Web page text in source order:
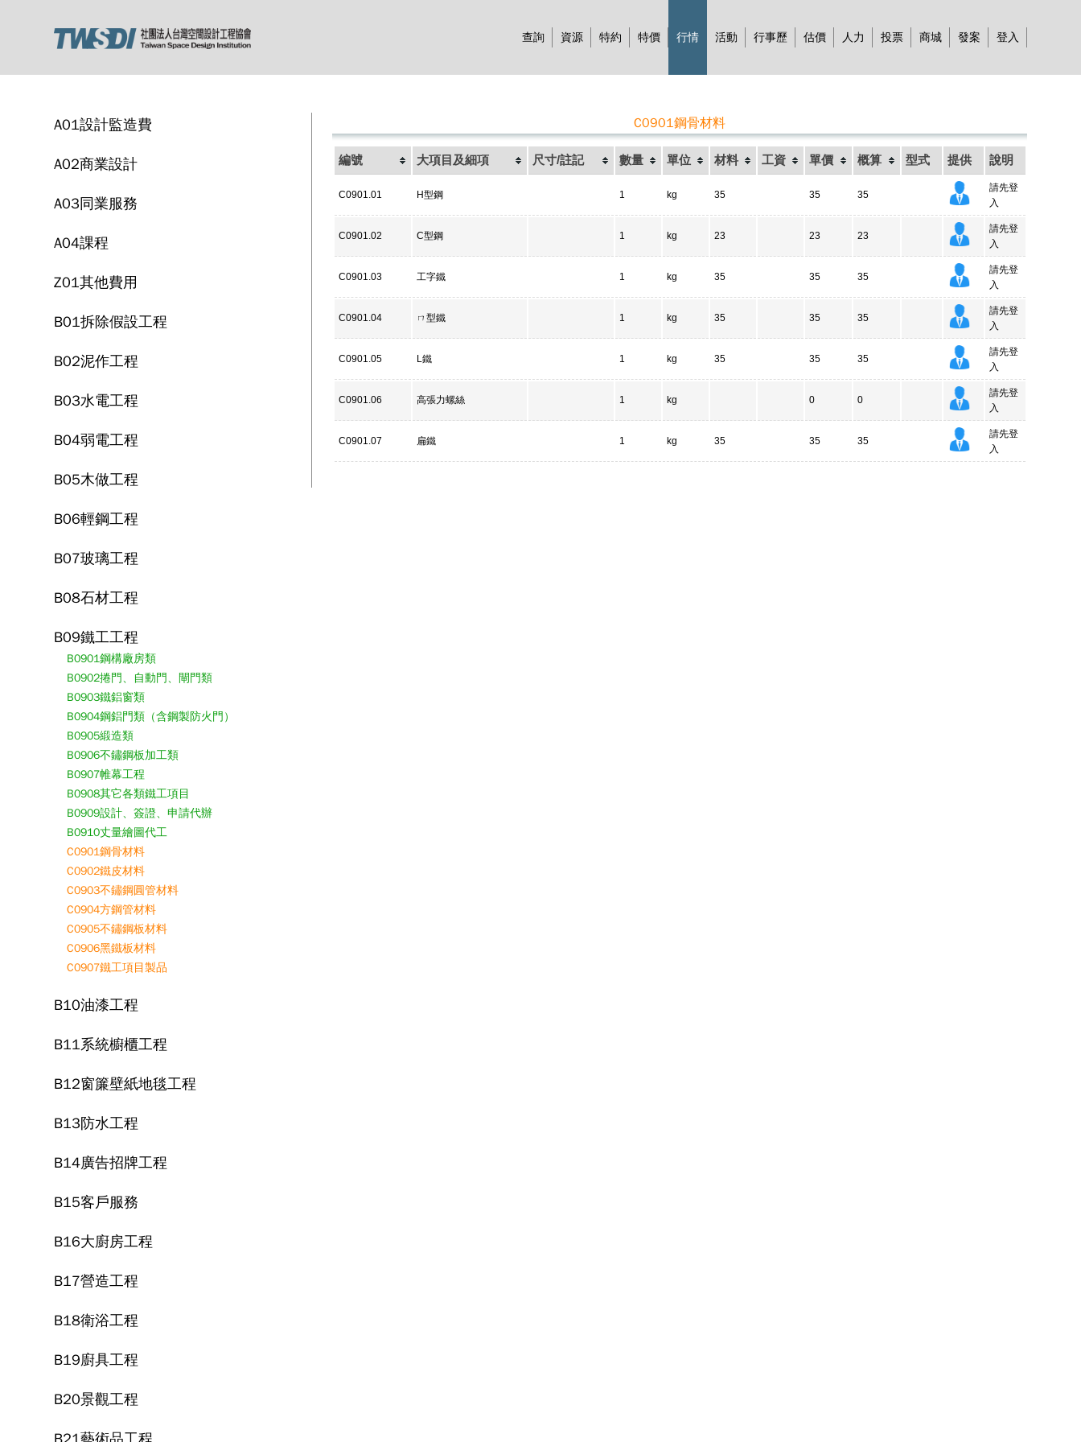
查詢 資源 特約 特價 行情 活動 行事歷 估價 人力 投票 商城 發案 登入
A01設計監造費
A02商業設計
A03同業服務
A04課程
Z01其他費用
B01拆除假設工程
B02泥作工程
B03水電工程
B04弱電工程
B05木做工程
B06輕鋼工程
B07玻璃工程
B08石材工程
B09鐵工工程
B0901鋼構廠房類
B0902捲門、自動門、閘門類
B0903鐵鋁窗類
B0904鋼鋁門類（含鋼製防火門）
B0905緞造類
B0906不鏽鋼板加工類
B0907帷幕工程
B0908其它各類鐵工項目
B0909設計、簽證、申請代辦
B0910丈量繪圖代工
C0901鋼骨材料
C0902鐵皮材料
C0903不鏽鋼圓管材料
C0904方鋼管材料
C0905不鏽鋼板材料
C0906黑鐵板材料
C0907鐵工項目製品
B10油漆工程
B11系統櫥櫃工程
B12窗簾壁紙地毯工程
B13防水工程
B14廣告招牌工程
B15客戶服務
B16大廚房工程
B17營造工程
B18衛浴工程
B19廚具工程
B20景觀工程
C0901鋼骨材料
編號 大項目及細項 尺寸/註記 數量 單位 材料 工資 單價 概算 型式 提供 說明
C0901.01 H型鋼 1 kg 35 35 35
請先登
入
C0901.02 C型鋼 1 kg 23 23 23
請先登
入
C0901.03 工字鐵 1 kg 35 35 35
請先登
入
C0901.04 ㄇ型鐵 1 kg 35 35 35
請先登
入
C0901.05 L鐵 1 kg 35 35 35
請先登
入
C0901.06 高張力螺絲 1 kg 0 0
請先登
入
C0901.07 扁鐵 1 kg 35 35 35
請先登
入